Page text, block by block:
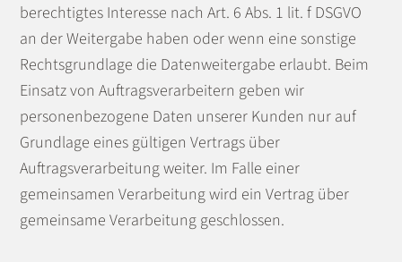
berechtigtes Interesse nach Art. 6 Abs. 1 lit. f DSGVO
an der Weitergabe haben oder wenn eine sonstige
Rechtsgrundlage die Datenweitergabe erlaubt. Beim
Einsatz von Auftragsverarbeitern geben wir
personenbezogene Daten unserer Kunden nur auf
Grundlage eines gültigen Vertrags über
Auftragsverarbeitung weiter. Im Falle einer
gemeinsamen Verarbeitung wird ein Vertrag über
gemeinsame Verarbeitung geschlossen.